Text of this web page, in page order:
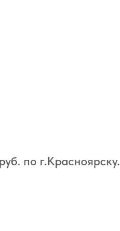
по г.Красноярску.